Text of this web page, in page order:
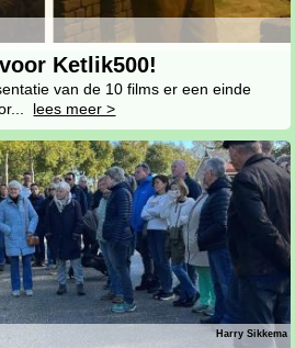
Ketlik500!
van de 10 films er een einde
lees meer >
Harry Sikkema